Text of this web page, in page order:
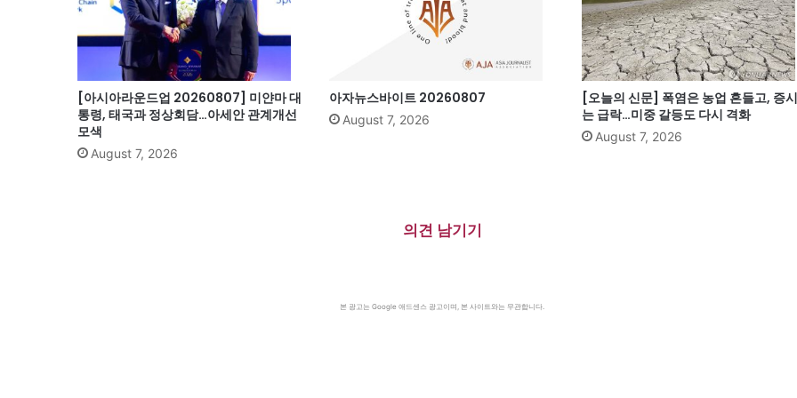
[아시아라운드업 20260807] 미얀마 대
통령, 태국과 정상회담…아세안 관계개선
모색
August 7, 2026
아자뉴스바이트 20260807
August 7, 2026
[오늘의 신문] 폭염은 농업 흔들고, 증시
는 급락…미중 갈등도 다시 격화
August 7, 2026
의견 남기기
본 광고는 Google 애드센스 광고이며, 본 사이트와는 무관합니다.